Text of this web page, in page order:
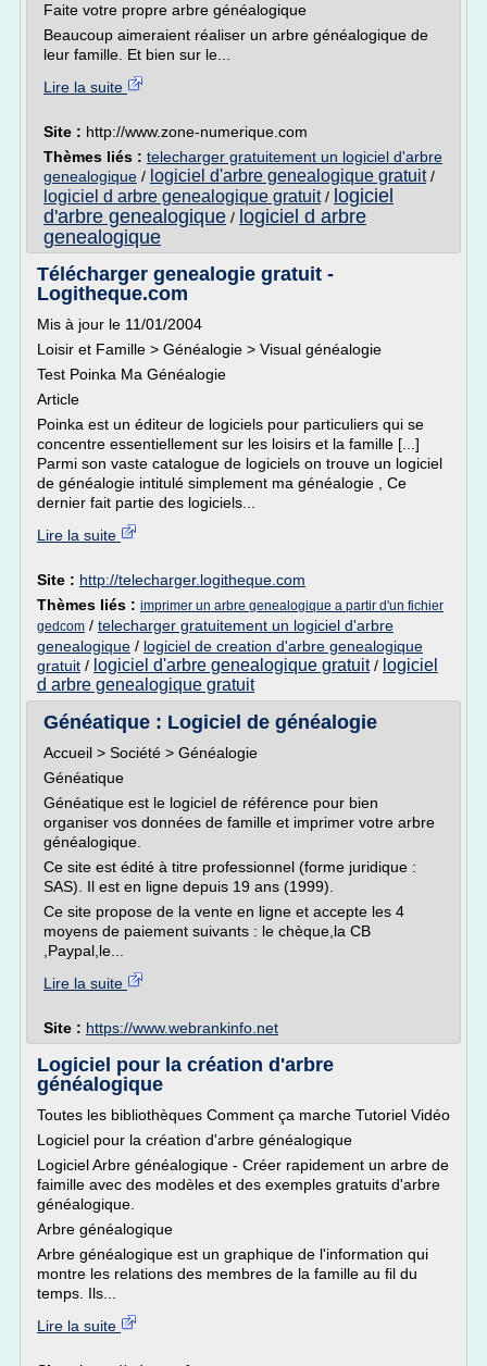
Faite votre propre arbre généalogique
Beaucoup aimeraient réaliser un arbre généalogique de
leur famille. Et bien sur le...
Lire la suite
Site : http://www.zone-numerique.com
Thèmes liés : telecharger gratuitement un logiciel d'arbre
genealogique / logiciel d'arbre genealogique gratuit/
logiciel d arbre genealogique gratuit/ logiciel
d'arbre genealogique / logiciel d arbre
genealogique
Télécharger genealogie gratuit -
Logitheque.com
Mis à jour le 11/01/2004
Loisir et Famille > Généalogie > Visual généalogie
Test Poinka Ma Généalogie
Article
Poinka est un éditeur de logiciels pour particuliers qui se
concentre essentiellement sur les loisirs et la famille [...]
Parmi son vaste catalogue de logiciels on trouve un logiciel
de généalogie intitulé simplement ma généalogie , Ce
dernier fait partie des logiciels...
Lire la suite
Site : http://telecharger.logitheque.com
Thèmes liés : imprimer un arbre genealogique a partir d'un fichier
gedcom / telecharger gratuitement un logiciel d'arbre
genealogique / logiciel de creation d'arbre genealogique
gratuit / logiciel d'arbre genealogique gratuit/ logiciel
d arbre genealogique gratuit
Généatique : Logiciel de généalogie
Accueil > Société > Généalogie
Généatique
Généatique est le logiciel de référence pour bien
organiser vos données de famille et imprimer votre arbre
généalogique.
Ce site est édité à titre professionnel (forme juridique :
SAS). Il est en ligne depuis 19 ans (1999).
Ce site propose de la vente en ligne et accepte les 4
moyens de paiement suivants : le chèque,la CB
,Paypal,le...
Lire la suite
Site : https://www.webrankinfo.net
Logiciel pour la création d'arbre
généalogique
Toutes les bibliothèques Comment ça marche Tutoriel Vidéo
Logiciel pour la création d'arbre généalogique
Logiciel Arbre généalogique - Créer rapidement un arbre de
faimille avec des modèles et des exemples gratuits d'arbre
généalogique.
Arbre généalogique
Arbre généalogique est un graphique de l'information qui
montre les relations des membres de la famille au fil du
temps. Ils...
Lire la suite